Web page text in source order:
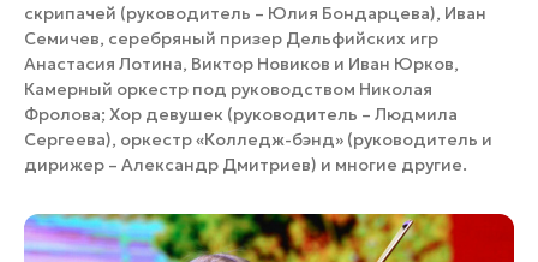
скрипачей (руководитель – Юлия Бондарцева), Иван
Семичев, серебряный призер Дельфийских игр
Анастасия Лотина, Виктор Новиков и Иван Юрков,
Камерный оркестр под руководством Николая
Фролова; Хор девушек (руководитель – Людмила
Сергеева), оркестр «Колледж-бэнд» (руководитель и
дирижер – Александр Дмитриев) и многие другие.